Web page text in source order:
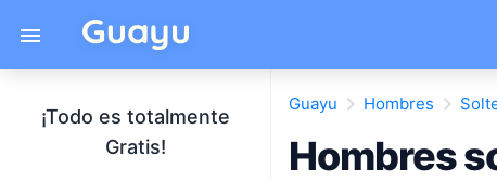
¡Todo es totalmente
Gratis!
Guayu Hombres
Hombres